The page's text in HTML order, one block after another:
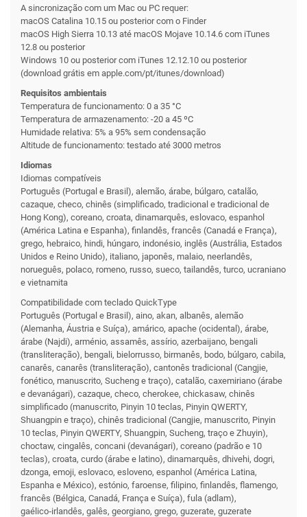
A sincronização com um Mac ou PC requer:
macOS Catalina 10.15 ou posterior com o Finder
macOS High Sierra 10.13 até macOS Mojave 10.14.6 com iTunes
12.8 ou posterior
Windows 10 ou posterior com iTunes 12.12.10 ou posterior
(download grátis em apple.com/pt/itunes/download)
Requisitos ambientais
Temperatura de funcio­n­a­men­to: 0 a 35 °C
Temperatura de armaze­namento: -20 a 45 ºC
Humidade relativa: 5% a 95% sem condensação
Altitude de funcio­n­a­men­to: testado até 3000 metros
Idiomas
Idiomas compatíveis
Português (Portugal e Brasil), alemão, árabe, búlgaro, catalão,
cazaque, checo, chinês (simplificado, tradicional e tradicional de
Hong Kong), coreano, croata, dinamarquês, eslovaco, espanhol
(América Latina e Espanha), finlandês, francês (Canadá e França),
grego, hebraico, hindi, húngaro, indonésio, inglês (Austrália, Estados
Unidos e Reino Unido), italiano, japonês, malaio, neerlandês,
norueguês, polaco, romeno, russo, sueco, tailandês, turco, ucraniano
e vietnamita
Compati­bilidade com teclado QuickType
Português (Portugal e Brasil), aino, akan, albanês, alemão
(Alemanha, Áustria e Suíça), amárico, apache (ocidental), árabe,
árabe (Najdi), arménio, assamês, assírio, azerbaijano, bengali
(transliteração), bengali, bielorrusso, birmanês, bodo, búlgaro, cabila,
canarês, canarês (transliteração), cantonês tradicional (Cangjie,
fonético, manuscrito, Sucheng e traço), catalão, caxemiriano (árabe
e devanágari), cazaque, checo, cherokee, chickasaw, chinês
simplificado (manuscrito, Pinyin 10 teclas, Pinyin QWERTY,
Shuangpin e traço), chinês tradicional (Cangjie, manuscrito, Pinyin
10 teclas, Pinyin QWERTY, Shuangpin, Sucheng, traço e Zhuyin),
choctaw, cingalês, concani (devanágari), coreano (padrão e 10
teclas), croata, curdo (árabe e latino), dinamarquês, dhivehi, dogri,
dzonga, emoji, eslovaco, esloveno, espanhol (América Latina,
Espanha e México), estónio, faroense, filipino, finlandês, flamengo,
francês (Bélgica, Canadá, França e Suíça), fula (adlam),
gaélico‑irlandês, galês, georgiano, grego, guzerate, guzerate